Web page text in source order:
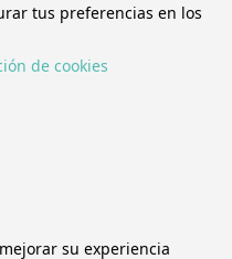
tus preferencias en los
de cookies
su experiencia